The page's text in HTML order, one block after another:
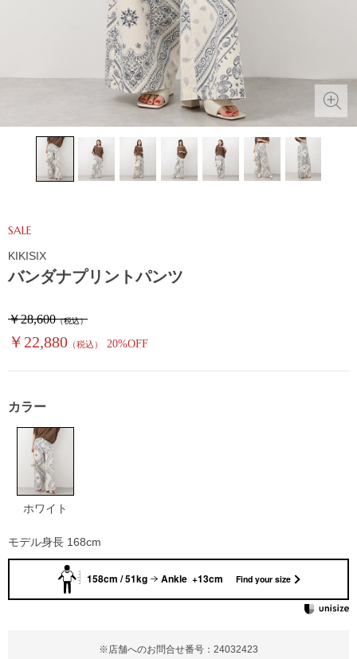
バンダナプリントパンツ
SALE
￥28,600（税込）
￥22,880 （税込） 20%OFF
※店舗へのお問合せ番号：24032423
KIKISIX
カラー
ホワイト
モデル身長 168cm
158cm / 51kg Ankle +13cm Find your size